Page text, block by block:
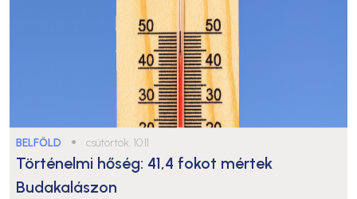
BELFÖLD ● csütörtök, 10:11
Történelmi hőség: 41,4 fokot mértek
Budakalászon